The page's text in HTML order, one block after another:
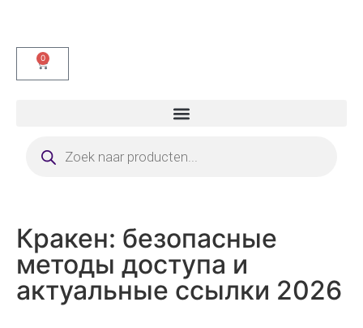
0
Кракен: безопасные
методы доступа и
актуальные ссылки 2026